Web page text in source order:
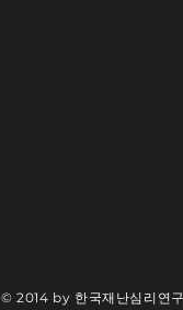
© 2014 by 한국재난심리